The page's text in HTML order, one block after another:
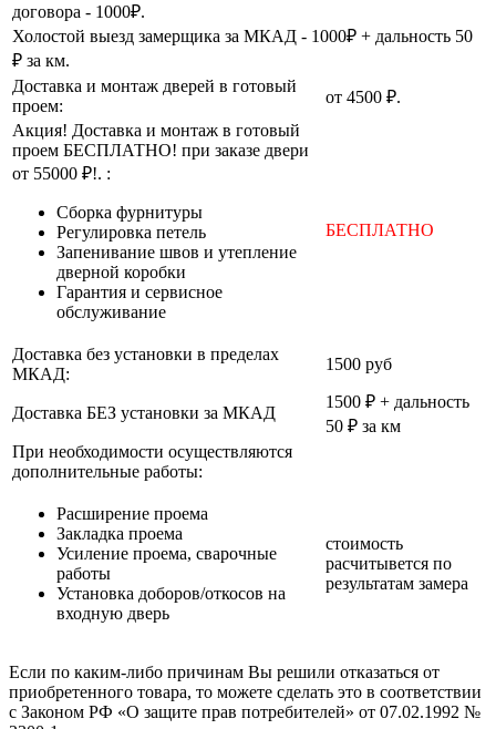
договора - 1000₽.
Холостой выезд замерщика за МКАД - 1000₽ + дальность 50
₽ за км.
Доставка и монтаж дверей в готовый
проем:
от 4500 ₽.
Акция! Доставка и монтаж в готовый
проем БЕСПЛАТНО! при заказе двери
от 55000 ₽!. :
Cборка фурнитуры
Регулировка петель
Запенивание швов и утепление
дверной коробки
Гарантия и сервисное
обслуживание
БЕСПЛАТНО
Доставка без установки в пределах
МКАД:
1500 руб
Доставка БЕЗ установки за МКАД
1500 ₽ + дальность
50 ₽ за км
При необходимости осуществляются
дополнительные работы:
Расширение проема
Закладка проема
Усиление проема, сварочные
работы
Установка доборов/откосов на
входную дверь
стоимость
расчитывется по
результатам замера
Если по каким-либо причинам Вы решили отказаться от
приобретенного товара, то можете сделать это в соответствии
с Законом РФ «О защите прав потребителей» от 07.02.1992 №